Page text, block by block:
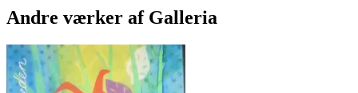
Andre værker af Galleria